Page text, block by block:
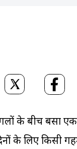
के बीच बसा
के लिए किसी